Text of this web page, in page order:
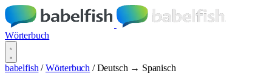
Wörterbuch
babelfish / Wörterbuch / Deutsch → Spanisch